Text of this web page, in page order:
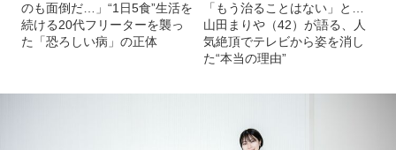
のも面倒だ…」“1日5食”生活を
続ける20代フリーターを襲っ
た「恐ろしい病」の正体
「もう治ることはない」と…
山田まりや（42）が語る、人
気絶頂でテレビから姿を消し
た“本当の理由”